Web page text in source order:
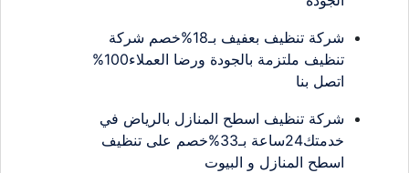
شركة تنظيف بعفيف بـ18%خصم شركة
تنظيف ملتزمة بالجودة ورضا العملاء100%
اتصل بنا
شركة تنظيف اسطح المنازل بالرياض في
خدمتك24ساعة بـ33%خصم على تنظيف
اسطح المنازل و البيوت